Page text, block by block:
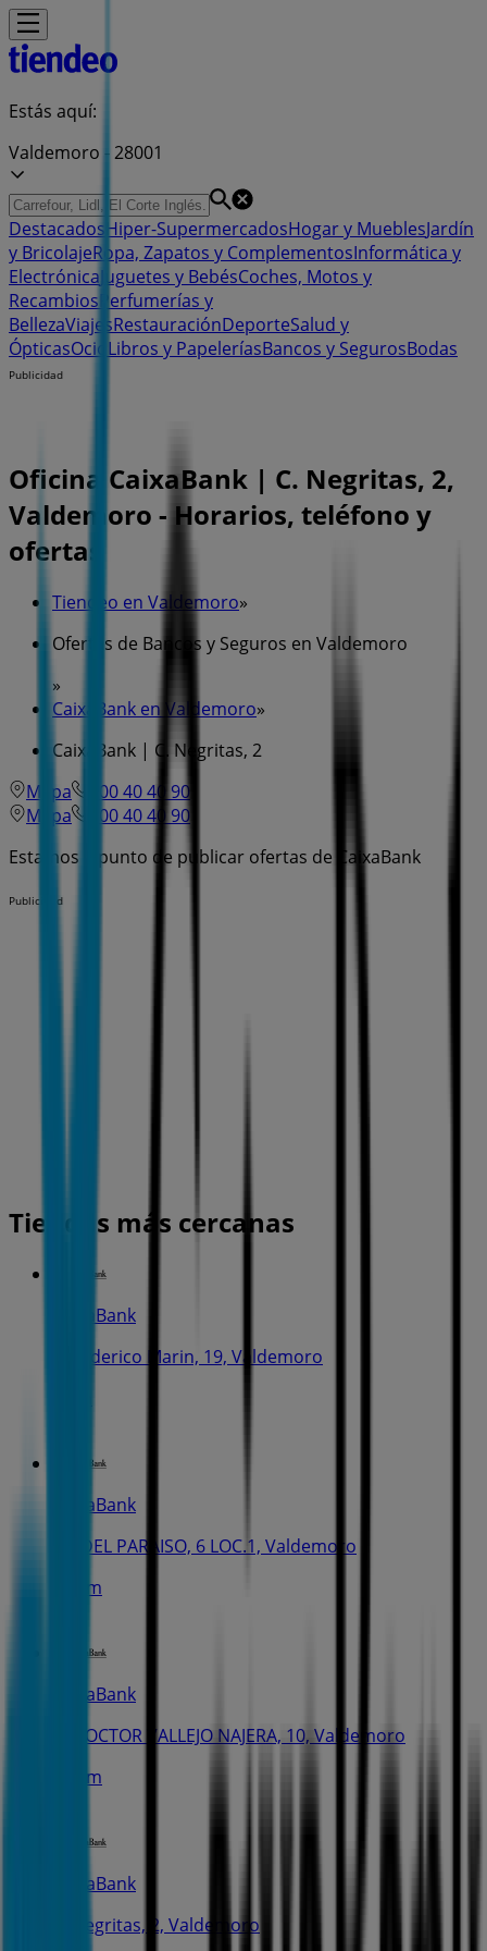
Estás aquí:
Valdemoro - 28001
DestacadosHiper-SupermercadosHogar y MueblesJardín
y BricolajeRopa, Zapatos y ComplementosInformática y
Electrónica Juguetes y BebésCoches, Motos y
Recambios Perfumerías y
BellezaViajesRestauraciónDeporteSalud y
ÓpticasOcio Libros y PapeleríasBancos y SegurosBodas
Publicidad
Oficina CaixaBank | C. Negritas, 2,
Valdemoro - Horarios, teléfono y
ofertas
Tiendeo en Valdemoro»
Ofertas de Bancos y Seguros en Valdemoro
»
CaixaBank en Valdemoro»
CaixaBank | C. Negritas, 2
Mapa
600 40 40 90
Mapa
600 40 40 90
Estamos a punto de publicar ofertas de CaixaBank
Publicidad
Tiendas más cercanas
CaixaBank
C. Federico Marin, 19, Valdemoro
CaixaBank
PL. DEL PARAISO, 6 LOC.1, Valdemoro
260 m
CaixaBank
C. DOCTOR VALLEJO NAJERA, 10, Valdemoro
510 m
CaixaBank
C. Negritas, 2, Valdemoro